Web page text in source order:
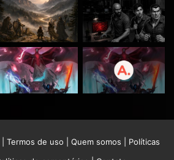
Termos de uso Quem somos
Políticas